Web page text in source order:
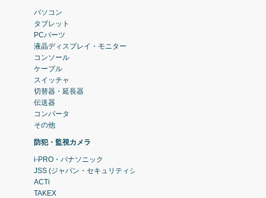
パソコン
タブレット
PCパーツ
液晶ディスプレイ・モニター
コンソール
ケーブル
スイッチャ
切替器・延長器
伝送器
コンバータ
その他
防犯・監視カメラ
i-PRO・パナソニック
JSS (ジャパン・セキュリティシステム)
ACTi
TAKEX